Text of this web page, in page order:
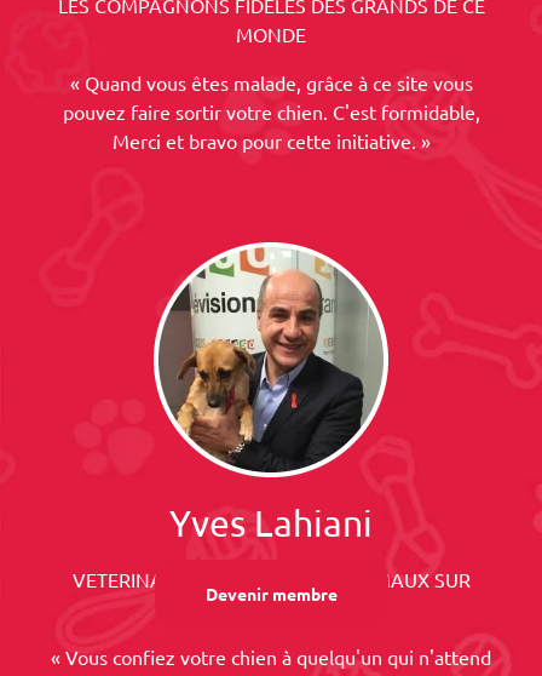
Devenir membre
LES COMPAGNONS FIDELES DES GRANDS DE CE
MONDE
« Quand vous êtes malade, grâce à ce site vous
pouvez faire sortir votre chien. C'est formidable,
Merci et bravo pour cette initiative. »
Yves Lahiani
VETERINAIRE, CHRONIQUEUR ANIMAUX SUR
FRANCE 2
« Vous confiez votre chien à quelqu'un qui n'attend